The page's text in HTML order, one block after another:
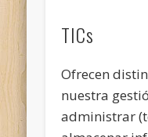
TICs
Ofrecen
nuestra
administrar